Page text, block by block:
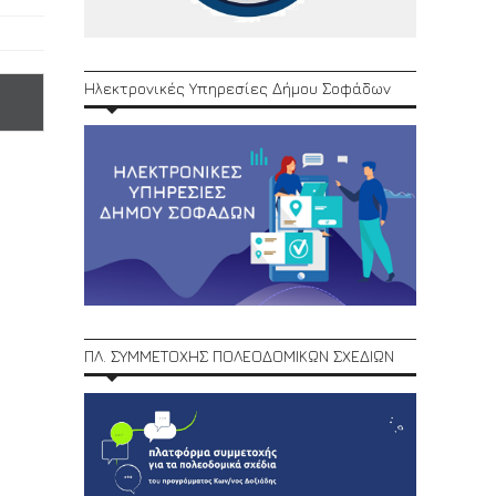
Ηλεκτρονικές Υπηρεσίες Δήμου Σοφάδων
ΠΛ. ΣΥΜΜΕΤΟΧΗΣ ΠΟΛΕΟΔΟΜΙΚΩΝ ΣΧΕΔΙΩΝ